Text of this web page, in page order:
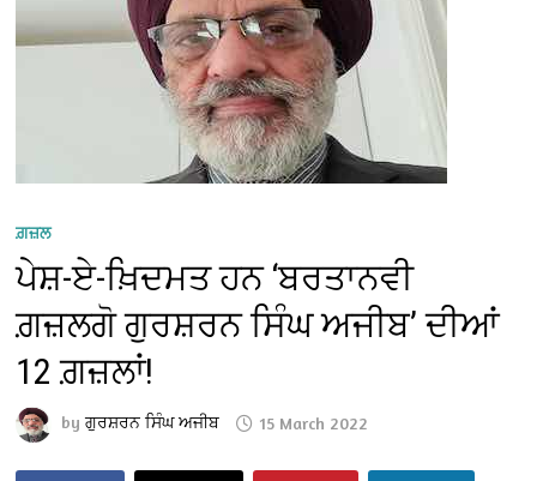
ਗ਼ਜ਼ਲ
ਪੇਸ਼-ਏ-ਖ਼ਿਦਮਤ ਹਨ ‘ਬਰਤਾਨਵੀ
ਗ਼ਜ਼ਲਗੋ ਗੁਰਸ਼ਰਨ ਸਿੰਘ ਅਜੀਬ’ ਦੀਆਂ
12 ਗ਼ਜ਼ਲਾਂ!
byਗੁਰਸ਼ਰਨ ਸਿੰਘ ਅਜੀਬ 15 March 2022